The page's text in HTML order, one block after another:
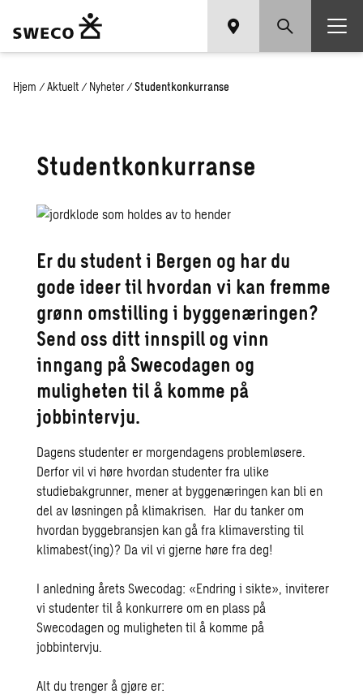
Hjem / Aktuelt / Nyheter / Studentkonkurranse
Studentkonkurranse
Er du student i Bergen og har du
gode ideer til hvordan vi kan fremme
grønn omstilling i byggenæringen?
Send oss ditt innspill og vinn
inngang på Swecodagen og
muligheten til å komme på
jobbintervju.
Dagens studenter er morgendagens problemløsere.
Derfor vil vi høre hvordan studenter fra ulike
studiebakgrunner, mener at byggenæringen kan bli en
del av løsningen på klimakrisen. Har du tanker om
hvordan byggebransjen kan gå fra klimaversting til
klimabest(ing)? Da vil vi gjerne høre fra deg!
I anledning årets Swecodag: «Endring i sikte», inviterer
vi studenter til å konkurrere om en plass på
Swecodagen og muligheten til å komme på
jobbintervju.
Alt du trenger å gjøre er: